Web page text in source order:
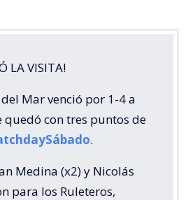
LA VISITA!
Mar venció por 1-4 a
quedó con tres puntos de
.
Medina (x2) y Nicolás
para los Ruleteros,